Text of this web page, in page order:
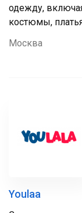
одежду,
костюмы,
Москва
Youlaa